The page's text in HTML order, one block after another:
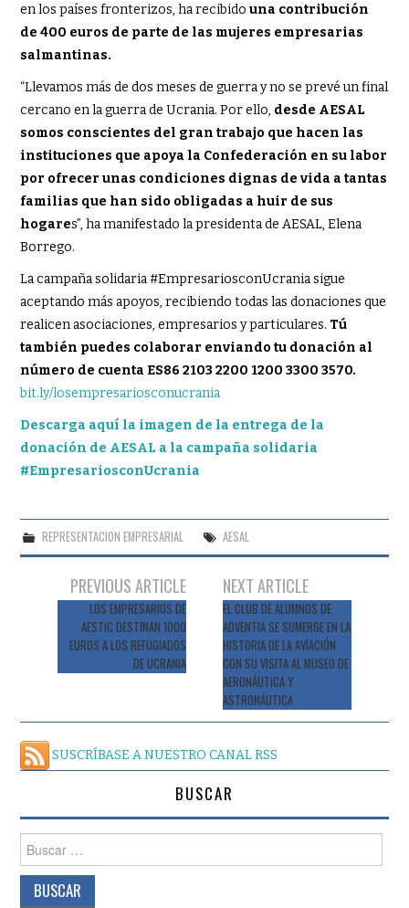
en los países fronterizos, ha recibidouna contribución
de 400 euros de parte de las mujeres empresarias
salmantinas.
“Llevamos más de dos meses de guerra y no se prevé un final
cercano en la guerra de Ucrania. Por ello, desde AESAL
somos conscientes del gran trabajo que hacen las
instituciones que apoya la Confederación en su labor
por ofrecer unas condiciones dignas de vida a tantas
familias que han sido obligadas a huir de sus
hogares”, ha manifestado la presidenta de AESAL, Elena
Borrego.
La campaña solidaria #EmpresariosconUcrania sigue
aceptando más apoyos, recibiendo todas las donaciones que
realicen asociaciones, empresarios y particulares. Tú
también puedes colaborar enviando tu donación al
número de cuenta ES86 2103 2200 1200 3300 3570.
bit.ly/losempresariosconucrania
Descarga aquí la imagen de la entrega de la
donación de AESAL a la campaña solidaria
#EmpresariosconUcrania
REPRESENTACION EMPRESARIAL AESAL
Navegación
entradas
PREVIOUS ARTICLE
LOS EMPRESARIOS DE
AESTIC DESTINAN 1000
EUROS A LOS REFUGIADOS
DE UCRANIA
NEXT ARTICLE
EL CLUB DE ALUMNOS DE
ADVENTIA SE SUMERGE EN LA
HISTORIA DE LA AVIACIÓN
CON SU VISITA AL MUSEO DE
AERONÁUTICA Y
ASTRONÁUTICA
SUSCRÍBASE A NUESTRO CANAL RSS
BUSCAR